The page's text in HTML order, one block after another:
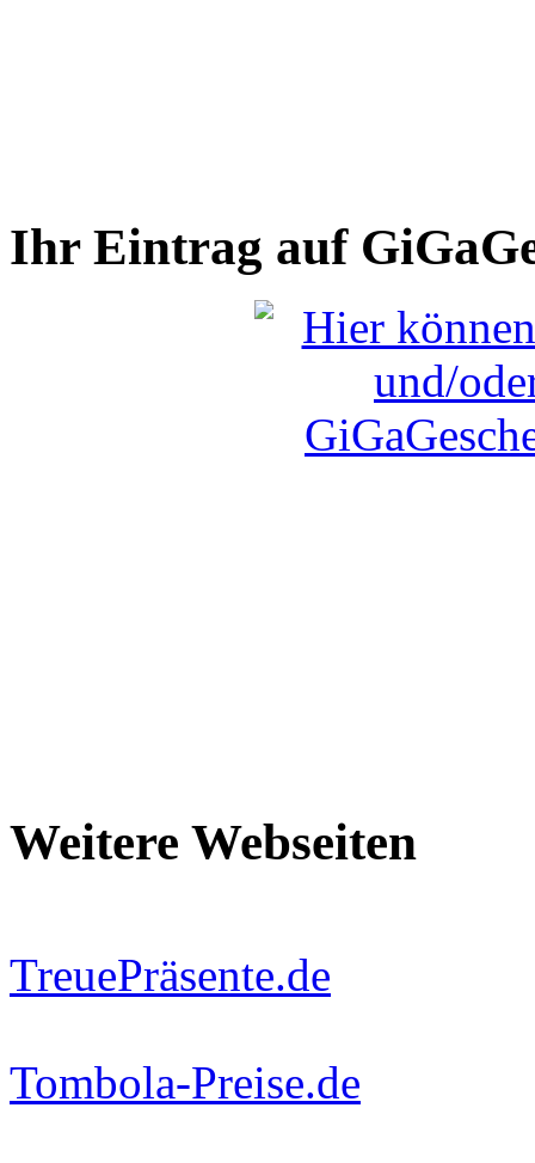
Ihr Eintrag auf
Weitere Webseiten
TreuePräsente.de
Tombola-Preise.de